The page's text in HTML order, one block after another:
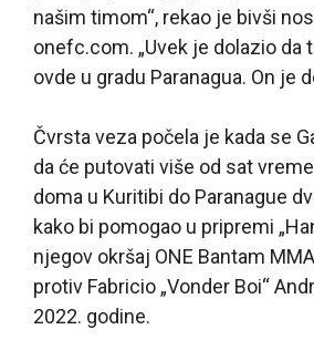
našim timom“, rekao je bivši
onefc.com. „Uvek je dolazio da
ovde u gradu Paranagua. On je
Čvrsta veza počela je kada se
da će putovati više od sat
doma u Kuritibi do Paranague
kako bi pomogao u pripremi
njegov okršaj ONE Bantam
protiv Fabricio „Vonder Boi“
2022. godine.